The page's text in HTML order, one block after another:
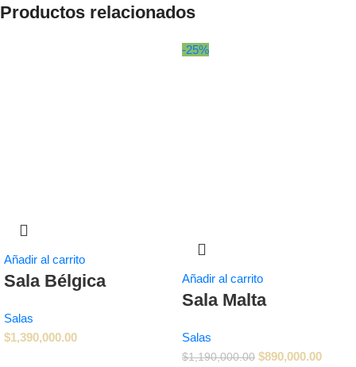
Productos relacionados
Añadir al carrito
Sala Bélgica
Salas
$1,390,000.00
-25%
Añadir al carrito
Sala Malta
Salas
$1,190,000.00 $890,000.00